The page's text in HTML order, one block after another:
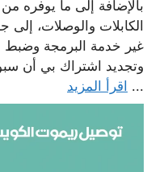
بالإضافة إلى ما يوفره
الكابلات والوصلات، إلى
غير خدمة البرمجة وضبط
وتجديد اشتراك بي أن
... اقرأ المزيد